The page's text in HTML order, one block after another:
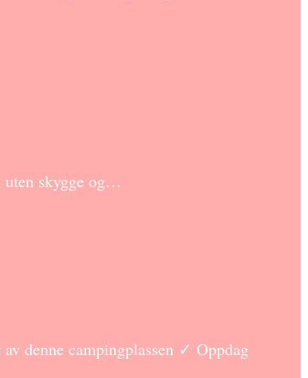
uten skygge og…
denne campingplassen ✓ Oppdag